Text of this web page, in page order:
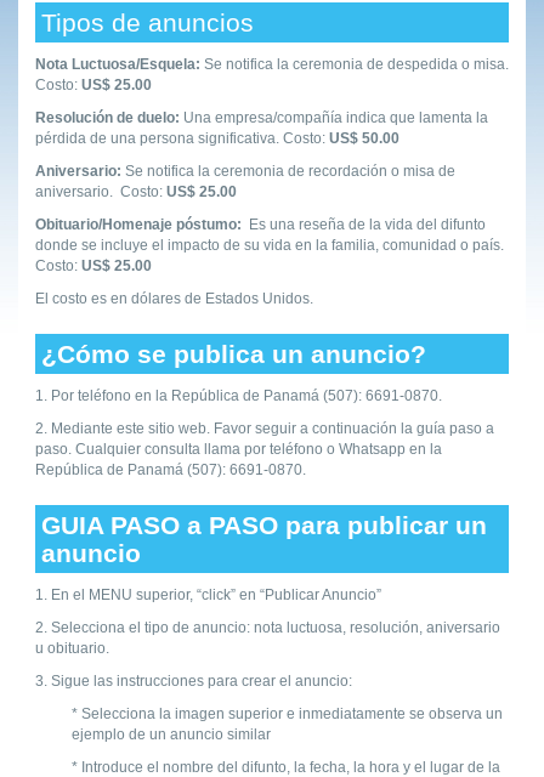
Tipos de anuncios
Nota Luctuosa/Esquela: Se notifica la ceremonia de despedida o misa.
Costo: US$ 25.00
Resolución de duelo: Una empresa/compañía indica que lamenta la
pérdida de una persona significativa. Costo: US$ 50.00
Aniversario: Se notifica la ceremonia de recordación o misa de
aniversario. Costo: US$ 25.00
Obituario/Homenaje póstumo: Es una reseña de la vida del difunto
donde se incluye el impacto de su vida en la familia, comunidad o país.
Costo: US$ 25.00
El costo es en dólares de Estados Unidos.
¿Cómo se publica un anuncio?
1. Por teléfono en la República de Panamá (507): 6691-0870.
2. Mediante este sitio web. Favor seguir a continuación la guía paso a
paso. Cualquier consulta llama por teléfono o Whatsapp en la
República de Panamá (507): 6691-0870.
GUIA PASO a PASO para publicar un
anuncio
1. En el MENU superior, “click” en “Publicar Anuncio”
2. Selecciona el tipo de anuncio: nota luctuosa, resolución, aniversario
u obituario.
3. Sigue las instrucciones para crear el anuncio:
* Selecciona la imagen superior e inmediatamente se observa un
ejemplo de un anuncio similar
* Introduce el nombre del difunto, la fecha, la hora y el lugar de la